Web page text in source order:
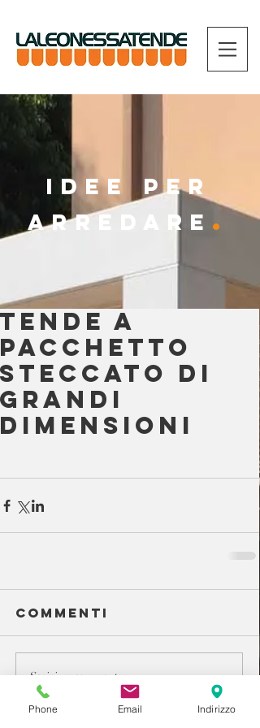
IDEE PER
ARREDARE .
Tende a
pacchetto
steccato di
grandi
dimensioni
Commenti
Scrivi un commento...
Phone Email Indirizzo